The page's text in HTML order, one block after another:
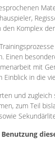
den Komplex
Einen
mit
Einblick in die
und
zum Teil